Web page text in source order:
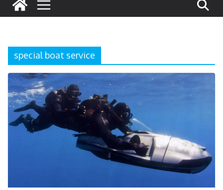
special boat service